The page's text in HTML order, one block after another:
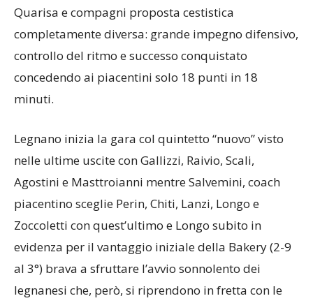
Quarisa e compagni proposta cestistica
completamente diversa: grande impegno difensivo,
controllo del ritmo e successo conquistato
concedendo ai piacentini solo 18 punti in 18
minuti.
Legnano inizia la gara col quintetto “nuovo” visto
nelle ultime uscite con Gallizzi, Raivio, Scali,
Agostini e Masttroianni mentre Salvemini, coach
piacentino sceglie Perin, Chiti, Lanzi, Longo e
Zoccoletti con quest’ultimo e Longo subito in
evidenza per il vantaggio iniziale della Bakery (2-9
al 3°) brava a sfruttare l’avvio sonnolento dei
legnanesi che, però, si riprendono in fretta con le